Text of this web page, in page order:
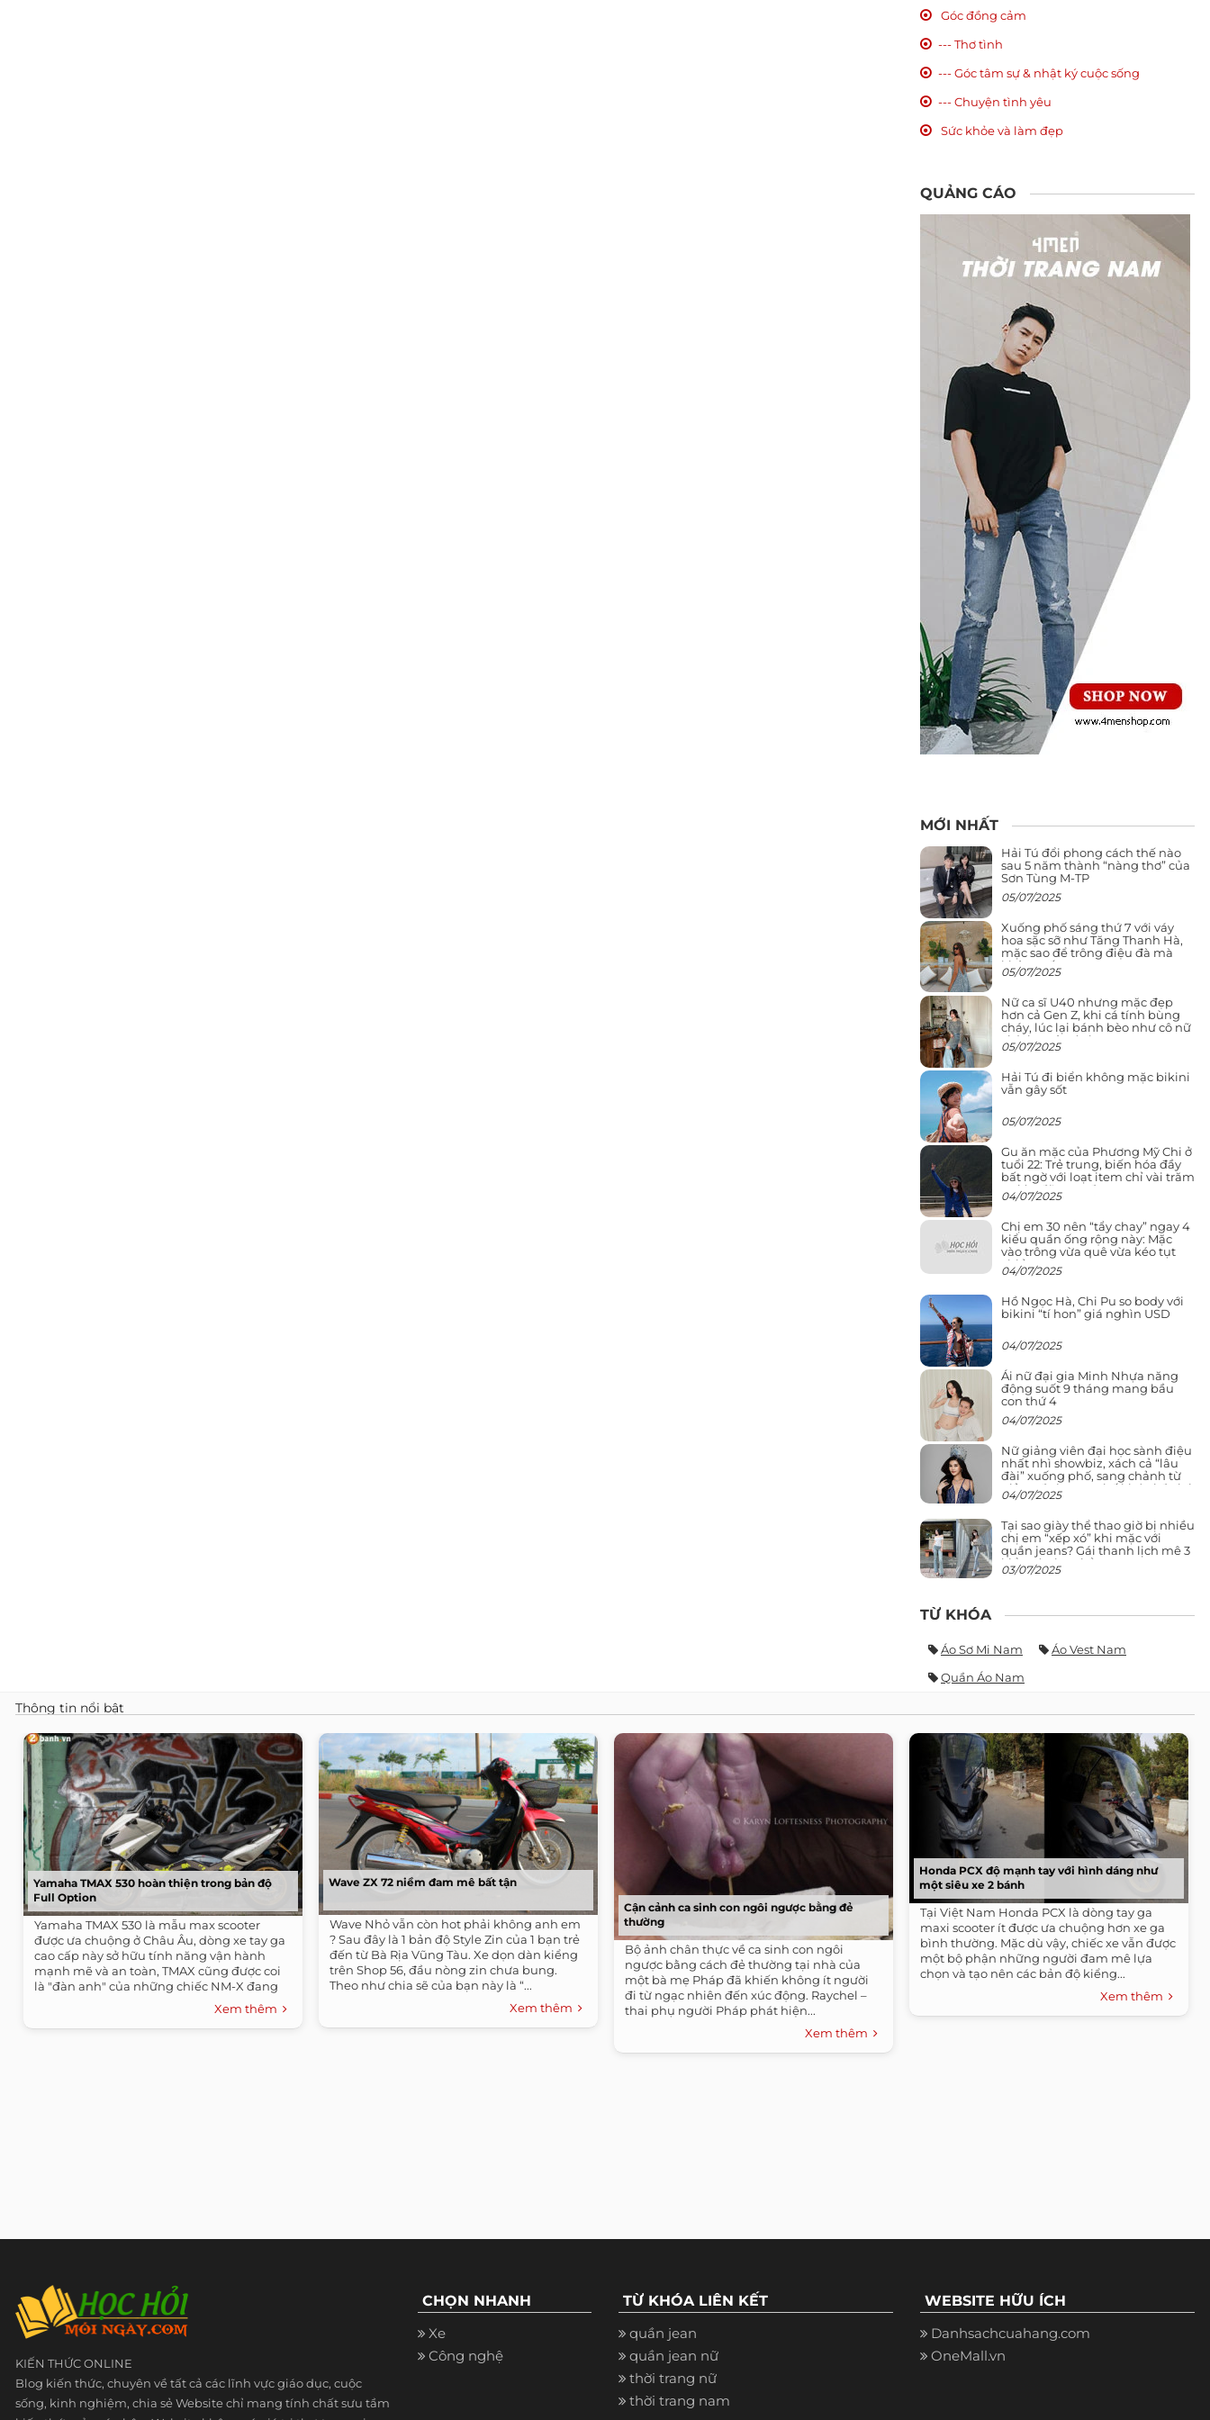
Góc đồng cảm
--- Thơ tình
--- Góc tâm sự & nhật ký cuộc sống
--- Chuyện tình yêu
Sức khỏe và làm đẹp
QUẢNG CÁO
MỚI NHẤT
Hải Tú đổi phong cách thế nào
sau 5 năm thành “nàng thơ” của
Sơn Tùng M-TP
05/07/2025
Xuống phố sáng thứ 7 với váy
hoa sặc sỡ như Tăng Thanh Hà,
mặc sao để trông điệu đà mà
không sến
05/07/2025
Nữ ca sĩ U40 nhưng mặc đẹp
hơn cả Gen Z, khi cá tính bùng
cháy, lúc lại bánh bèo như cô nữ
chính ngôn tình
05/07/2025
Hải Tú đi biển không mặc bikini
vẫn gây sốt
05/07/2025
Gu ăn mặc của Phương Mỹ Chi ở
tuổi 22: Trẻ trung, biến hóa đầy
bất ngờ với loạt item chỉ vài trăm
nghìn đã mua được
04/07/2025
Chị em 30 nên “tẩy chay” ngay 4
kiểu quần ống rộng này: Mặc
vào trông vừa quê vừa kéo tụt
chiều cao
04/07/2025
Hồ Ngọc Hà, Chi Pu so body với
bikini “tí hon” giá nghìn USD
04/07/2025
Ái nữ đại gia Minh Nhựa năng
động suốt 9 tháng mang bầu
con thứ 4
04/07/2025
Nữ giảng viên đại học sành điệu
nhất nhì showbiz, xách cả “lâu
đài” xuống phố, sang chảnh từ
giảng đường ra phố khó ai đọ lại
04/07/2025
Tại sao giày thể thao giờ bị nhiều
chị em “xếp xó” khi mặc với
quần jeans? Gái thanh lịch mê 3
kiểu này hơn hẳn
03/07/2025
TỪ KHÓA
Áo Sơ Mi Nam
Áo Vest Nam
Quần Áo Nam
Thông tin nổi bật
Yamaha TMAX 530 hoàn thiện trong bản độ
Full Option
Yamaha TMAX 530 là mẫu max scooter
được ưa chuộng ở Châu Âu, dòng xe tay ga
cao cấp này sở hữu tính năng vận hành
mạnh mẽ và an toàn, TMAX cũng được coi
là "đàn anh" của những chiếc NM-X đang
Xem thêm
Wave ZX 72 niềm đam mê bất tận
Wave Nhỏ vẫn còn hot phải không anh em
? Sau đây là 1 bản độ Style Zin của 1 bạn trẻ
đến từ Bà Rịa Vũng Tàu. Xe dọn dàn kiểng
trên Shop 56, đầu nòng zin chưa bung.
Theo như chia sẽ của bạn này là “...
Xem thêm
Cận cảnh ca sinh con ngôi ngược bằng đẻ
thường
Bộ ảnh chân thực về ca sinh con ngôi
ngược bằng cách đẻ thường tại nhà của
một bà mẹ Pháp đã khiến không ít người
đi từ ngạc nhiên đến xúc động. Raychel –
thai phụ người Pháp phát hiện...
Xem thêm
Honda PCX độ mạnh tay với hình dáng như
một siêu xe 2 bánh
Tại Việt Nam Honda PCX là dòng tay ga
maxi scooter ít được ưa chuộng hơn xe ga
bình thường. Mặc dù vậy, chiếc xe vẫn được
một bộ phận những người đam mê lựa
chọn và tạo nên các bản độ kiểng...
Xem thêm
KIẾN THỨC ONLINE
Blog kiến thức, chuyên về tất cả các lĩnh vực giáo dục, cuộc
sống, kinh nghiệm, chia sẻ Website chỉ mang tính chất sưu tầm
CHỌN NHANH
Xe
Công nghệ
TỪ KHÓA LIÊN KẾT
quần jean
quần jean nữ
thời trang nữ
thời trang nam
WEBSITE HỮU ÍCH
Danhsachcuahang.com
OneMall.vn